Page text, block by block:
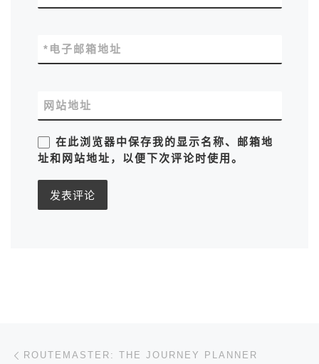
电子邮箱地址
*
网站地址
在此浏览器中保存我的显示名称、邮箱地
址和网站地址，以便下次评论时使用。
文章导航
ROUTEMASTER: THE JOURNEY PLANNER